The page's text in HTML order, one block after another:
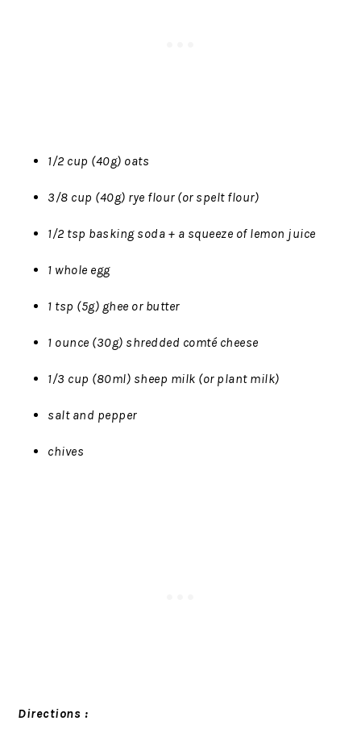
1/2 cup (40g) oats
3/8 cup (40g) rye flour (or spelt flour)
1/2 tsp basking soda + a squeeze of lemon juice
1 whole egg
1 tsp (5g) ghee or butter
1 ounce (30g) shredded comté cheese
1/3 cup (80ml) sheep milk (or plant milk)
salt and pepper
chives
Directions :